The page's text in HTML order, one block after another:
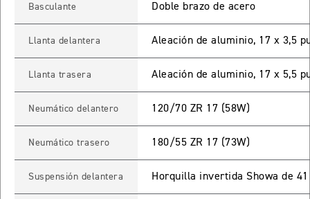
Precio desde $8.490.000
TIGER SPORT 660
Basculante Doble brazo de acero
Llanta delantera Aleación de aluminio, 17 x 3,5
Llanta trasera Aleación de aluminio, 17 x 5,5
Neumático delantero 120/70 ZR 17 (58W)
Neumático trasero 180/55 ZR 17 (73W)
Suspensión delantera Horquilla invertida Showa de